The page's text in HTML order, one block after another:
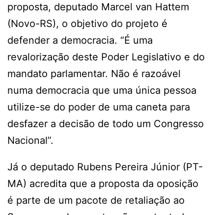
proposta, deputado Marcel van Hattem
(Novo-RS), o objetivo do projeto é
defender a democracia. “É uma
revalorização deste Poder Legislativo e do
mandato parlamentar. Não é razoável
numa democracia que uma única pessoa
utilize-se do poder de uma caneta para
desfazer a decisão de todo um Congresso
Nacional”.
Já o deputado Rubens Pereira Júnior (PT-
MA) acredita que a proposta da oposição
é parte de um pacote de retaliação ao